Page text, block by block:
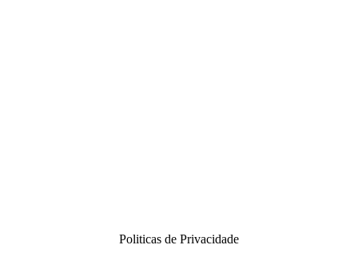
Politicas de Privacidade